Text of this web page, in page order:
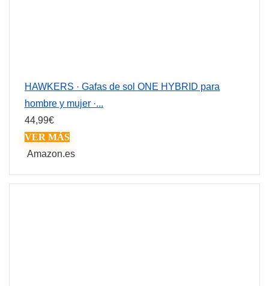
HAWKERS · Gafas de sol ONE HYBRID para
hombre y mujer ·...
44,99€
VER MÁS
Amazon.es